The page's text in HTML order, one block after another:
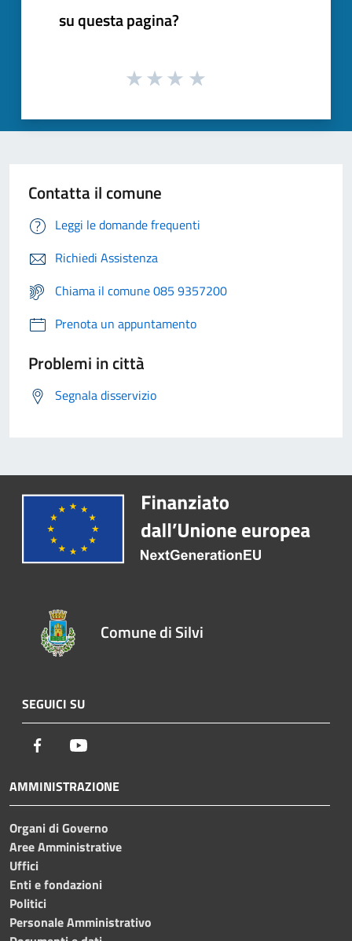
su questa pagina?
Contatta il comune
Leggi le domande frequenti
Richiedi Assistenza
Chiama il comune 085 9357200
Prenota un appuntamento
Problemi in città
Segnala disservizio
Comune di Silvi
SEGUICI SU
Facebook
AMMINISTRAZIONE
Organi di Governo
Aree Amministrative
Uffici
Enti e fondazioni
Politici
Personale Amministrativo